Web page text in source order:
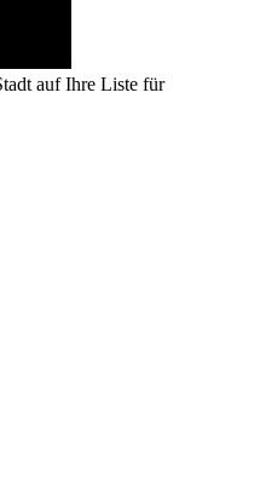
auf Ihre Liste für